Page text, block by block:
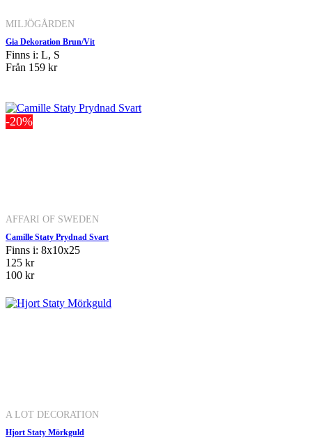
MILJÖGÅRDEN
Gia Dekoration Brun/Vit
Finns i: L, S
Från 159 kr
-20%
AFFARI OF SWEDEN
Camille Staty Prydnad Svart
Finns i: 8x10x25
125 kr
100 kr
A LOT DECORATION
Hjort Staty Mörkguld